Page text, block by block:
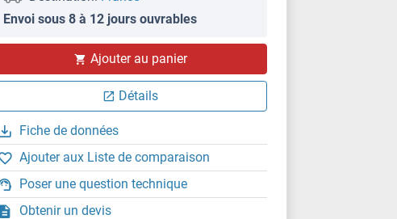
IHC
Envoi sous 8 à 12 jours ouvrables
Ajouter au panier
Détails
Fiche de données
Ajouter aux Liste de comparaison
Poser une question technique
Obtenir un devis